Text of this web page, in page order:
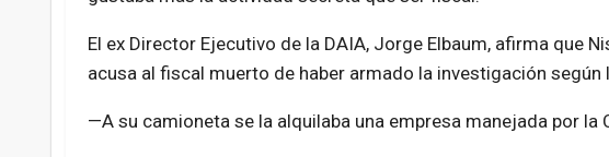
El ex Director Ejecutivo de la DAIA, Jorge Elbaum, afirma que
acusa al fiscal muerto de haber armado la investigación según
—A su camioneta se la alquilaba una empresa manejada por la